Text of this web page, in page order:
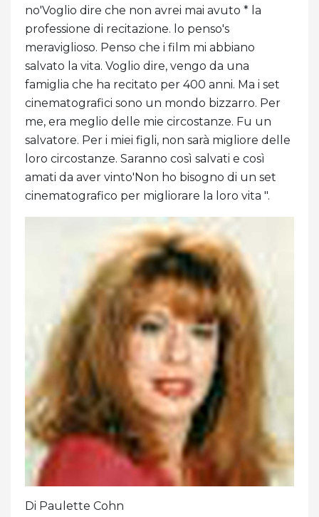
no'Voglio dire che non avrei mai avuto * la
professione di recitazione. lo penso's
meraviglioso. Penso che i film mi abbiano
salvato la vita. Voglio dire, vengo da una
famiglia che ha recitato per 400 anni. Ma i set
cinematografici sono un mondo bizzarro. Per
me, era meglio delle mie circostanze. Fu un
salvatore. Per i miei figli, non sarà migliore delle
loro circostanze. Saranno così salvati e così
amati da aver vinto'Non ho bisogno di un set
cinematografico per migliorare la loro vita ".
Di Paulette Cohn